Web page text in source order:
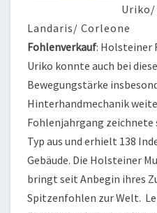
Landaris/ Corleone
Fohlenverkauf: Holsteiner
Uriko konnte auch bei
Bewegungstärke
Hinterhandmechanik
Fohlenjahrgang zeichnete
Typ aus und erhielt 138
Gebäude. Die Holsteiner
bringt seit Anbegin ihres
Spitzenfohlen zur Welt.